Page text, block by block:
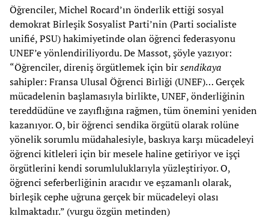
Öğrenciler, Michel Rocard’ın önderlik ettiği sosyal
demokrat Birleşik Sosyalist Parti’nin (Parti socialiste
unifié, PSU) hakimiyetinde olan öğrenci federasyonu
UNEF’e yönlendiriliyordu. De Massot, şöyle yazıyor:
“Öğrenciler, direniş örgütlemek için birsendikaya
sahipler: Fransa Ulusal Öğrenci Birliği (UNEF)… Gerçek
mücadelenin başlamasıyla birlikte, UNEF, önderliğinin
tereddüdüne ve zayıflığına rağmen, tüm önemini yeniden
kazanıyor. O, bir öğrenci sendika örgütü olarak rolüne
yönelik sorumlu müdahalesiyle, baskıya karşı mücadeleyi
öğrenci kitleleri için bir mesele haline getiriyor ve işçi
örgütlerini kendi sorumluluklarıyla yüzleştiriyor. O,
öğrenci seferberliğinin aracıdır ve eşzamanlı olarak,
birleşik cephe uğruna gerçek bir mücadeleyi olası
kılmaktadır.” (vurgu özgün metinden)